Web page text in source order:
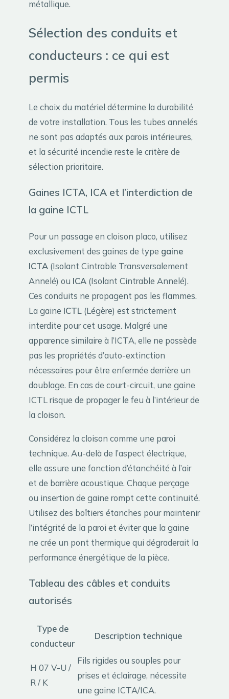
métallique.
Sélection des conduits et
conducteurs : ce qui est
permis
Le choix du matériel détermine la durabilité
de votre installation. Tous les tubes annelés
ne sont pas adaptés aux parois intérieures,
et la sécurité incendie reste le critère de
sélection prioritaire.
Gaines ICTA, ICA et l’interdiction de
la gaine ICTL
Pour un passage en cloison placo, utilisez
exclusivement des gaines de type gaine
ICTA (Isolant Cintrable Transversalement
Annelé) ou ICA (Isolant Cintrable Annelé).
Ces conduits ne propagent pas les flammes.
La gaine ICTL (Légère) est strictement
interdite pour cet usage. Malgré une
apparence similaire à l’ICTA, elle ne possède
pas les propriétés d’auto-extinction
nécessaires pour être enfermée derrière un
doublage. En cas de court-circuit, une gaine
ICTL risque de propager le feu à l’intérieur de
la cloison.
Considérez la cloison comme une paroi
technique. Au-delà de l’aspect électrique,
elle assure une fonction d’étanchéité à l’air
et de barrière acoustique. Chaque perçage
ou insertion de gaine rompt cette continuité.
Utilisez des boîtiers étanches pour maintenir
l’intégrité de la paroi et éviter que la gaine
ne crée un pont thermique qui dégraderait la
performance énergétique de la pièce.
Tableau des câbles et conduits
autorisés
Type de
conducteur
Description technique
H 07 V-U /
R / K
Fils rigides ou souples pour
prises et éclairage, nécessite
une gaine ICTA/ICA.